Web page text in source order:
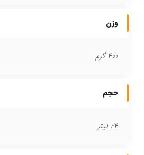
وزن
400 گرم
حجم
24 لیتر